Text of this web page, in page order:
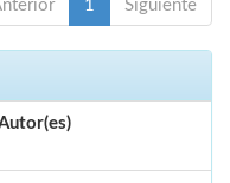
1 Siguiente